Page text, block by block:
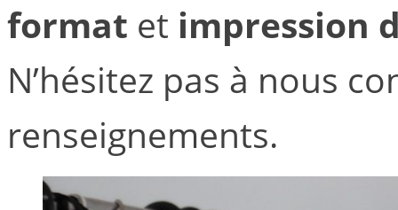
format et impression
N’hésitez pas à nous
renseignements.